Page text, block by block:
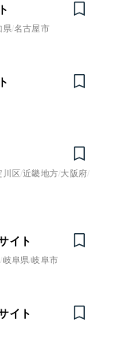
県 名古屋市
川区 近畿地方 大阪府
イト
岐阜県 岐阜市
イト